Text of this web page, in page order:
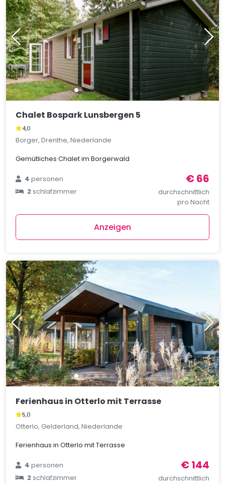
Chalet Bospark Lunsbergen 5
4,0
Borger, Drenthe, Niederlande
Gemütliches Chalet im Borgerwald
4personen
2schlafzimmer
€ 66
durchschnittlich
pro Nacht
Anzeigen
Ferienhaus in Otterlo mit Terrasse
5,0
Otterlo, Gelderland, Niederlande
Ferienhaus in Otterlo mit Terrasse
4personen
2schlafzimmer
€ 144
durchschnittlich